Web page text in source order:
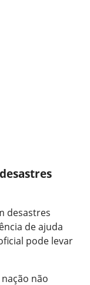
desastres
de ajuda
pode levar
não